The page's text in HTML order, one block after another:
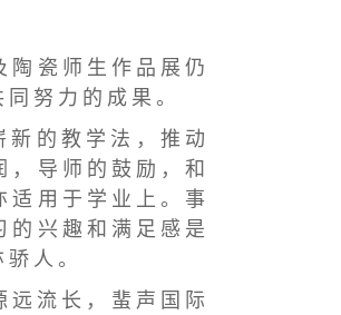
陶 瓷 师 生 作 品 展 仍
努 力 的 成 果 。
新 的 教 学 法 ， 推 动
， 导 师 的 鼓 励 ， 和
适 用 于 学 业 上 。 事
的 兴 趣 和 满 足 感 是
人 。
远 流 长 ， 蜚 声 国 际